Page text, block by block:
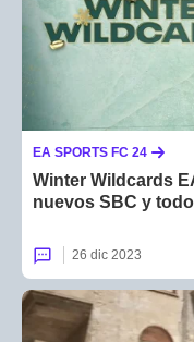
EA SPORTS FC 24
Winter Wildcards
nuevos SBC y
26 dic 2023